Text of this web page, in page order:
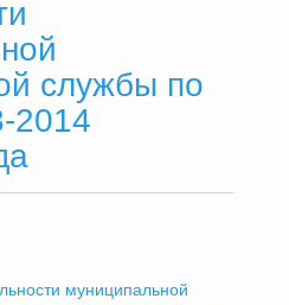
службы по
2014
муниципальной